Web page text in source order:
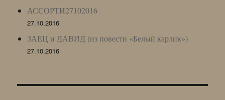
АССОРТИ27102016
27.10.2016
ЗАЕЦ и ДАВИД (из повести «Белый карлик»)
27.10.2016